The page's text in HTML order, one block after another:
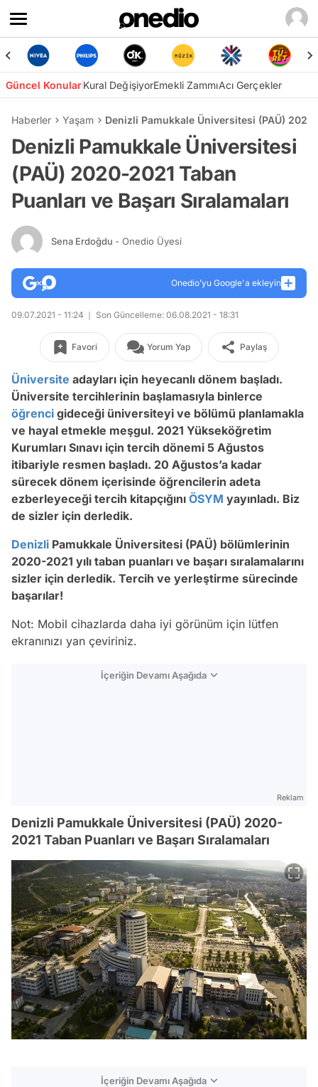
Güncel KonularKural DeğişiyorEmekli ZammıAcı Gerçekler
Haberler Yaşam Denizli Pamukkale Üniversitesi (PAÜ) 2020-
Denizli Pamukkale Üniversitesi
(PAÜ) 2020-2021 Taban
Puanları ve Başarı Sıralamaları
Sena Erdoğdu - Onedio Üyesi
Onedio’yu Google'a ekleyin
09.07.2021 - 11:24 Son Güncelleme: 06.08.2021 - 18:31
Favori Yorum Yap Paylaş
Üniversite adayları için heyecanlı dönem başladı.
Üniversite tercihlerinin başlamasıyla binlerce
öğrenci gideceği üniversiteyi ve bölümü planlamakla
ve hayal etmekle meşgul. 2021 Yükseköğretim
Kurumları Sınavı için tercih dönemi 5 Ağustos
itibariyle resmen başladı. 20 Ağustos’a kadar
sürecek dönem içerisinde öğrencilerin adeta
ezberleyeceği tercih kitapçığını ÖSYM yayınladı. Biz
de sizler için derledik.
Denizli Pamukkale Üniversitesi (PAÜ) bölümlerinin
2020-2021 yılı taban puanları ve başarı sıralamalarını
sizler için derledik. Tercih ve yerleştirme sürecinde
başarılar!
Not: Mobil cihazlarda daha iyi görünüm için lütfen
ekranınızı yan çeviriniz.
İçeriğin Devamı Aşağıda
Reklam
Denizli Pamukkale Üniversitesi (PAÜ) 2020-
2021 Taban Puanları ve Başarı Sıralamaları
İçeriğin Devamı Aşağıda